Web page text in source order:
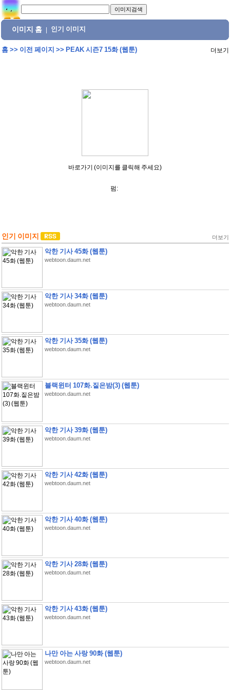
이미지 홈 인기 이미지
홈>> 이전 페이지 >> PEAK 시즌7 15화 (웹툰) 더보기
바로가기 (이미지를 클릭해 주세요)
펌:
인기 이미지 더보기
악한 기사 45화 (웹툰)
webtoon.daum.net
악한 기사 34화 (웹툰)
webtoon.daum.net
악한 기사 35화 (웹툰)
webtoon.daum.net
블랙윈터 107화.짙은밤(3) (웹툰)
webtoon.daum.net
악한 기사 39화 (웹툰)
webtoon.daum.net
악한 기사 42화 (웹툰)
webtoon.daum.net
악한 기사 40화 (웹툰)
webtoon.daum.net
악한 기사 28화 (웹툰)
webtoon.daum.net
악한 기사 43화 (웹툰)
webtoon.daum.net
나만 아는 사랑 90화 (웹툰)
webtoon.daum.net